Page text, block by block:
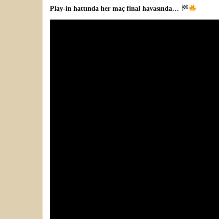
Play-in hattında her maç final havasında…